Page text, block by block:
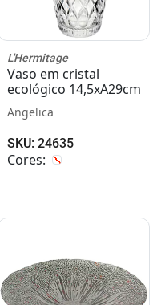
L'Hermitage
Vaso em cristal
ecológico 14,5xA29cm
Angelica
SKU: 24635
Cores: